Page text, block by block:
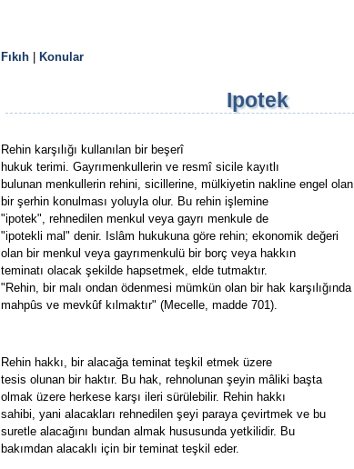
Fıkıh Konular
Ipotek
Rehin karşılığı kullanılan bir beşerî
hukuk terimi. Gayrımenkullerin ve resmî sicile kayıtlı
bulunan menkullerin rehini, sicillerine, mülkiyetin nakline engel olan
bir şerhin konulması yoluyla olur. Bu rehin işlemine
"ipotek", rehnedilen menkul veya gayrı menkule de
"ipotekli mal" denir. Islâm hukukuna göre rehin; ekonomik değeri
olan bir menkul veya gayrımenkulü bir borç veya hakkın
teminatı olacak şekilde hapsetmek, elde tutmaktır.
"Rehin, bir malı ondan ödenmesi mümkün olan bir hak karşılığında
mahpûs ve mevkûf kılmaktır" (Mecelle, madde 701).
Rehin hakkı, bir alacağa teminat teşkil etmek üzere
tesis olunan bir haktır. Bu hak, rehnolunan şeyin mâliki başta
olmak üzere herkese karşı ileri sürülebilir. Rehin hakkı
sahibi, yani alacakları rehnedilen şeyi paraya çevirtmek ve bu
suretle alacağını bundan almak hususunda yetkilidir. Bu
bakımdan alacaklı için bir teminat teşkil eder.